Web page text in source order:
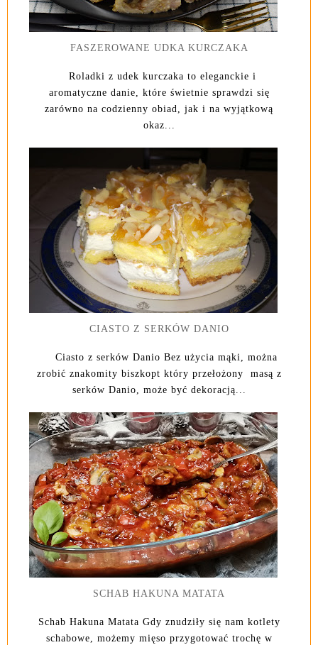
FASZEROWANE UDKA KURCZAKA
Roladki z udek kurczaka to eleganckie i
aromatyczne danie, które świetnie sprawdzi się
zarówno na codzienny obiad, jak i na wyjątkową
okaz...
CIASTO Z SERKÓW DANIO
Ciasto z serków Danio Bez użycia mąki, można
zrobić znakomity biszkopt który przełożony masą z
serków Danio, może być dekoracją...
SCHAB HAKUNA MATATA
Schab Hakuna Matata Gdy znudziły się nam kotlety
schabowe, możemy mięso przygotować trochę w